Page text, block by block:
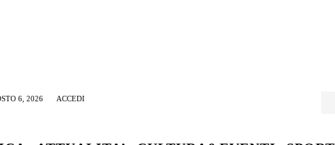
6, 2026 ACCEDI